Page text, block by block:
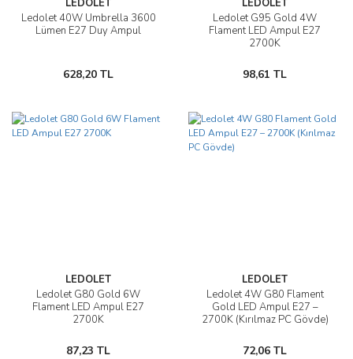
LEDOLET
Ledolet 40W Umbrella 3600
Lümen E27 Duy Ampul
628,20 TL
LEDOLET
Ledolet G95 Gold 4W
Flament LED Ampul E27
2700K
98,61 TL
LEDOLET
Ledolet G80 Gold 6W
Flament LED Ampul E27
2700K
87,23 TL
LEDOLET
Ledolet 4W G80 Flament
Gold LED Ampul E27 –
2700K (Kırılmaz PC Gövde)
72,06 TL